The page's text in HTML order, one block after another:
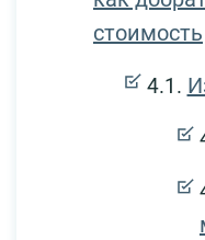
стоимость